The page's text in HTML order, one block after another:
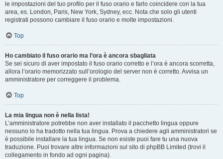
le impostazioni del tuo profilo per il fuso orario e farlo coincidere con la tua
area, es. London, Paris, New York, Sydney, ecc. Nota che solo gli utenti
registrati possono cambiare il fuso orario e molte impostazioni.
Top
Ho cambiato il fuso orario ma l’ora è ancora sbagliata
Se sei sicuro di aver impostato il fuso orario corretto e l’ora è ancora scorretta,
allora l’orario memorizzato sull’orologio del server non è corretto. Avvisa un
amministratore per correggere il problema.
Top
La mia lingua non è nella lista!
L’amministratore potrebbe non aver installato il pacchetto lingua oppure
nessuno lo ha tradotto nella tua lingua. Prova a chiedere agli amministratori se
è possibile installare la tua lingua. Se non esiste puoi fare tu una nuova
traduzione. Puoi trovare altre informazioni sul sito di phpBB Limited (trovi il
collegamento in fondo ad ogni pagina).